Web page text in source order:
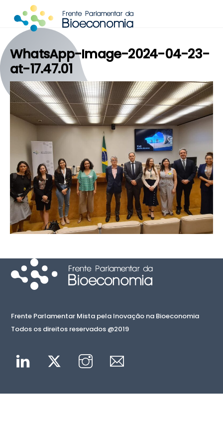
content
WhatsApp-Image-2024-04-23-
at-17.47.01
Frente Parlamentar Mista pela Inovação na Bioeconomia
Todos os direitos reservados @2019
Linkedin Twitter Instagram